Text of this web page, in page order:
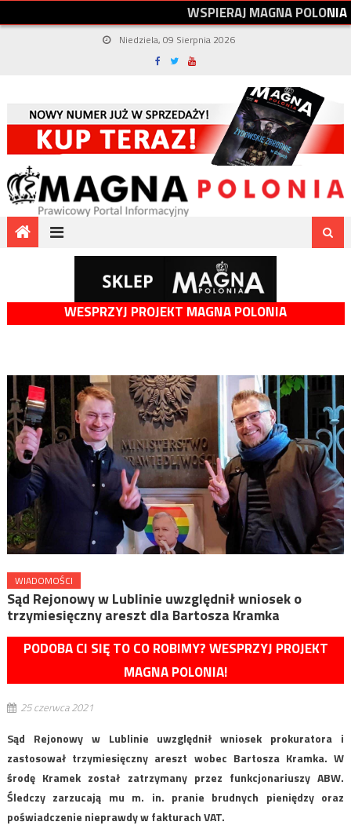
WSPIERAJMAGNAPOLONIA
Niedziela, 09 Sierpnia 2026
WESPRZYJ PROJEKT MAGNA POLONIA
WIADOMOŚCI
Sąd Rejonowy w Lublinie uwzględnił wniosek o
trzymiesięczny areszt dla Bartosza Kramka
PODOBA CI SIĘ TO CO ROBIMY? WESPRZYJ PROJEKT
MAGNA POLONIA!
25 czerwca 2021
Sąd Rejonowy w Lublinie uwzględnił wniosek prokuratora i
zastosował trzymiesięczny areszt wobec Bartosza Kramka. W
środę Kramek został zatrzymany przez funkcjonariuszy ABW.
Śledczy zarzucają mu m. in. pranie brudnych pieniędzy oraz
poświadczenie nieprawdy w fakturach VAT.